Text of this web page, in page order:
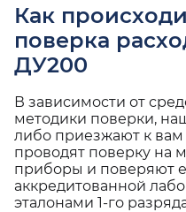
Как
поверка
ДУ200
В зависимости от
методики поверки,
либо приезжают к
проводят поверку на
приборы и поверяют
аккредитованной
эталонами 1-го